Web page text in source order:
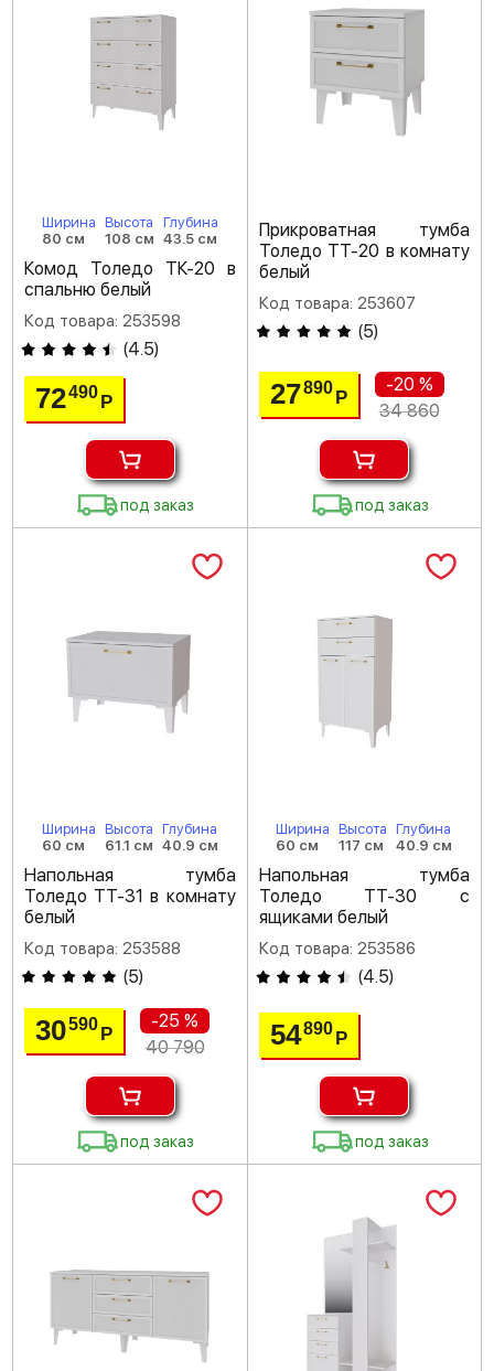
Ширина
80 см
Высота
108 см
Глубина
43.5 см
Комод Толедо ТК-20 в
спальню белый
Код товара: 253598
(4.5)
72490 Р
под заказ
Прикроватная тумба
Толедо ТТ-20 в комнату
белый
Код товара: 253607
(5)
27890 Р
-20 %
34 860
под заказ
Ширина
60 см
Высота
61.1 см
Глубина
40.9 см
Напольная тумба
Толедо ТТ-31 в комнату
белый
Код товара: 253588
(5)
30590 Р
-25 %
40 790
под заказ
Ширина
60 см
Высота
117 см
Глубина
40.9 см
Напольная тумба
Толедо ТТ-30 с
ящиками белый
Код товара: 253586
(4.5)
54890 Р
под заказ